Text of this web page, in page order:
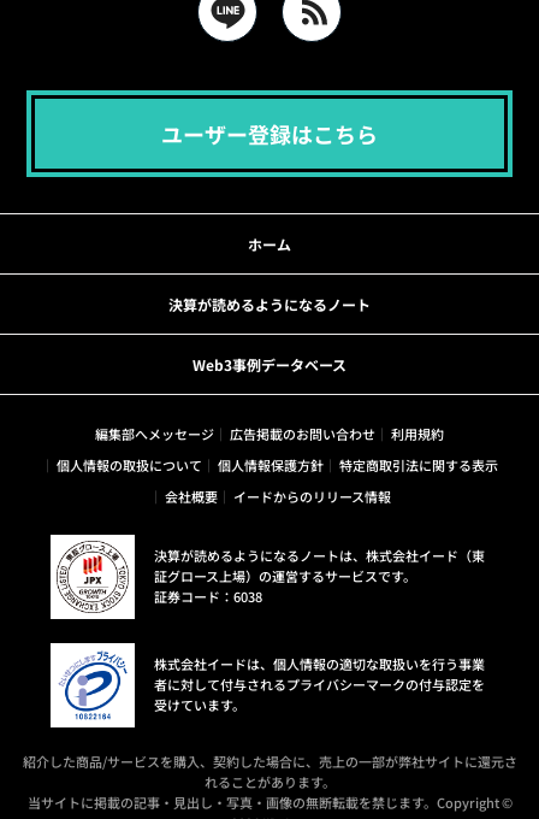
ユーザー登録はこちら
ホーム
決算が読めるようになるノート
Web3事例データベース
編集部へメッセージ 広告掲載のお問い合わせ
利用規約
個人情報の取扱について
個人情報保護方針
特定商取引法に関する表示
会社概要
イードからのリリース情報
決算が読めるようになるノートは、株式会社イード（東
証グロース上場）の運営するサービスです。
証券コード：6038
株式会社イードは、個人情報の適切な取扱いを行う事業
者に対して付与されるプライバシーマークの付与認定を
受けています。
紹介した商品/サービスを購入、契約した場合に、売上の一部が弊社サイトに還元さ
れることがあります。
当サイトに掲載の記事・見出し・写真・画像の無断転載を禁じます。Copyright ©